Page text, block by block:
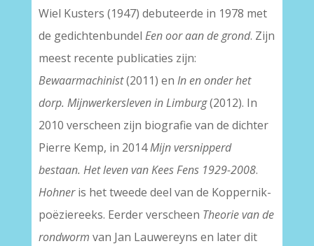
Wiel Kusters (1947) debuteerde in 1978 met
de gedichtenbundel Een oor aan de grond. Zijn
meest recente publicaties zijn:
Bewaarmachinist(2011) en In en onder het
dorp. Mijnwerkersleven in Limburg(2012). In
2010 verscheen zijn biografie van de dichter
Pierre Kemp, in 2014Mijn versnipperd
bestaan. Het leven van Kees Fens 1929-2008.
Hohneris het tweede deel van de Koppernik-
poëziereeks. Eerder verscheen Theorie van de
rondworm van Jan Lauwereyns en later dit